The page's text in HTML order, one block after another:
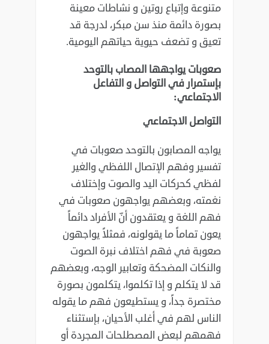
متنوعة ‏وإتباع روتين و نشاطات معينة
بصورة دائمة منذ سن مبكر، لدرجة قد
تعيق و تضعف حيوية حياتهم اليومية.‏
صعوبات يواجهها المصاب بالتوحد
بإستمرار في التواصل و التفاعل
الاجتماعي:‏
‏التواصل الاجتماعي
يواجه المصابون بالتوحد صعوبات في
تفسير وفهم الإتصال اللفظي والغير
لفظي كحركات اليد والصوت ‏وإختلاف
نغمته، وبعضهم يواجهون صعوبات في
فهم اللغة و يعتقدون أنّ الأفراد دائماً
يعون تماماً ما يقولونه، ‏فمثلاً يواجهون
صعوبة في فهم اختلاف نبرة الصوت
والنكات المضحكة وتعابير الوجه، وبعضهم
قد لا يتكلم و ‏إذا تكلموا، يتكلمون بصورة
مختصرة جداً، و يستطيعون فهم ما يقوله
الناس لهم في أغلب الأحيان، بإستثناء
‏فهمهم لبعض المصطلحات المجردة أو